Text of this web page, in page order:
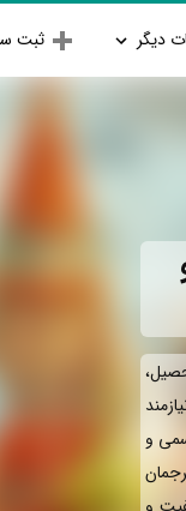
دیگر ثبت
و